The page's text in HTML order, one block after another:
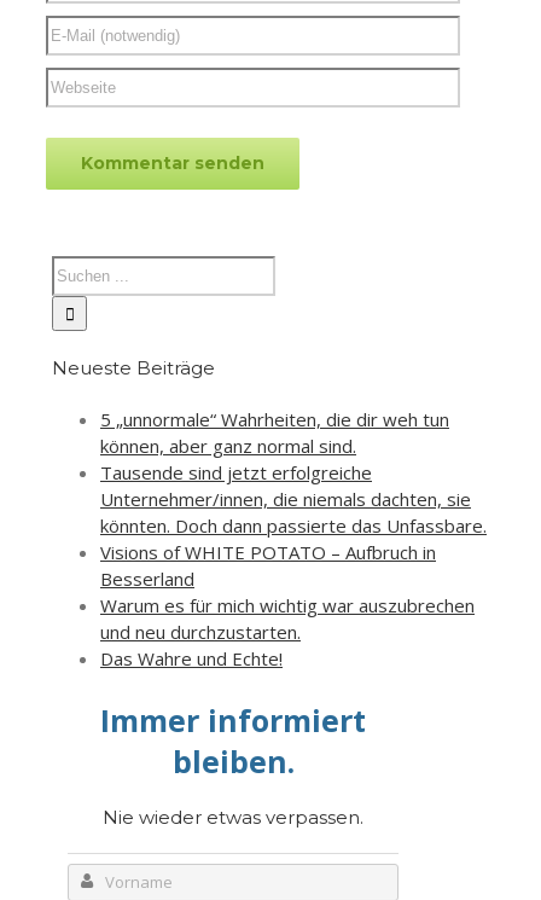
Neueste Beiträge
5 „unnormale“ Wahrheiten, die dir weh tun
können, aber ganz normal sind.
Tausende sind jetzt erfolgreiche
Unternehmer/innen, die niemals dachten, sie
könnten. Doch dann passierte das Unfassbare.
Visions of WHITE POTATO – Aufbruch in
Besserland
Warum es für mich wichtig war auszubrechen
und neu durchzustarten.
Das Wahre und Echte!
Immer informiert
bleiben.
Nie wieder etwas verpassen.